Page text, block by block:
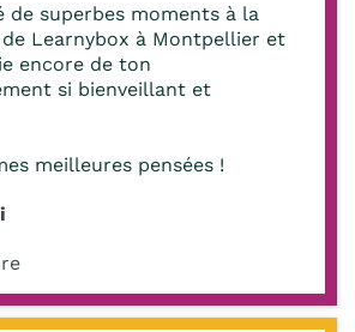
de superbes moments à la
Learnybox à Montpellier et
encore de ton
si bienveillant et
meilleures pensées !